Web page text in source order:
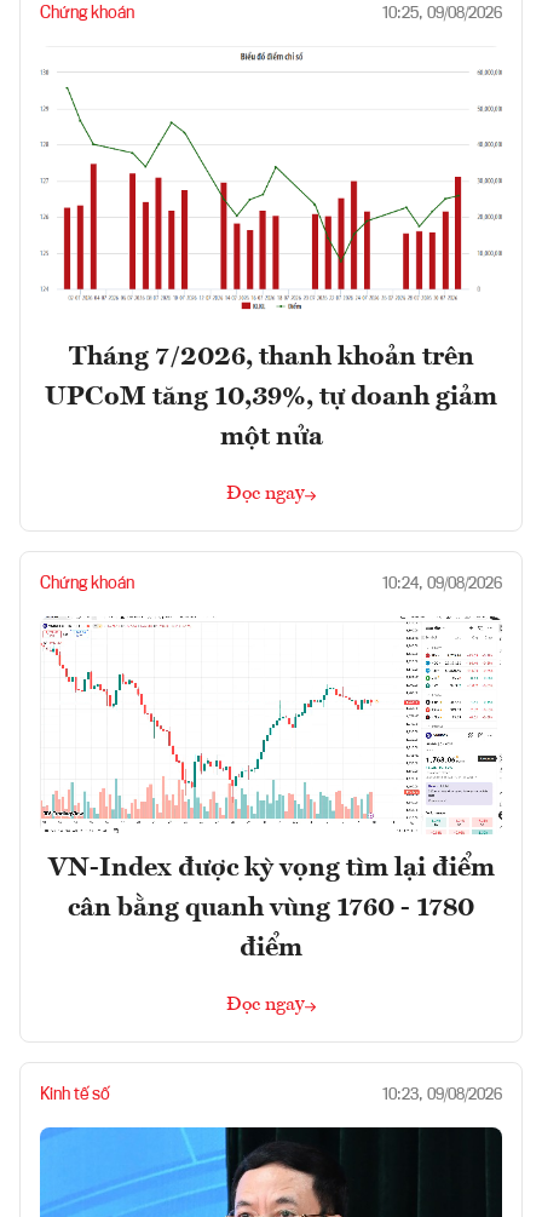
Chứng khoán 10:25, 09/08/2026
Tháng 7/2026, thanh khoản trên
UPCoM tăng 10,39%, tự doanh giảm
một nửa
Đọc ngay
Chứng khoán 10:24, 09/08/2026
VN-Index được kỳ vọng tìm lại điểm
cân bằng quanh vùng 1760 - 1780
điểm
Đọc ngay
Kinh tế số 10:23, 09/08/2026